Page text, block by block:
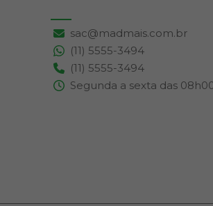
sac@madmais.com.br
(11) 5555-3494
(11) 5555-3494
Segunda a sexta das